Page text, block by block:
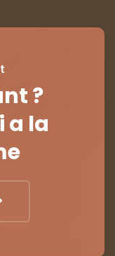
?
a la